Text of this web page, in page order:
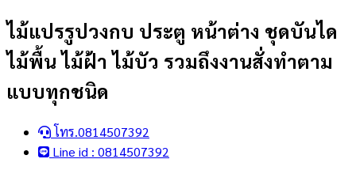
Skip
content
ไม้แปรรูปวงกบ ประตู หน้าต่าง ชุดบันได
ไม้พื้น ไม้ฝ้า ไม้บัว รวมถึงงานสั่งทำตาม
แบบทุกชนิด
โทร.0814507392
Line id : 0814507392